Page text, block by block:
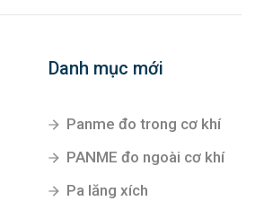
Danh mục mới
Panme đo trong cơ khí
PANME đo ngoài cơ khí
Pa lăng xích